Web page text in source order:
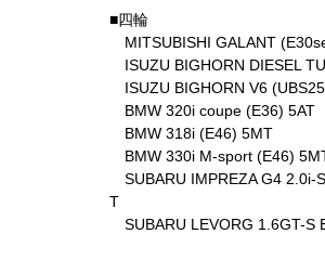
■四輪
MITSUBISHI GALANT
ISUZU BIGHORN DIESEL
ISUZU BIGHORN V6
BMW 320i coupe (E36) 5AT
BMW 318i (E46) 5MT
BMW 330i M-sport (E46)
SUBARU IMPREZA G4 2.0i-
T
SUBARU LEVORG 1.6GT-S